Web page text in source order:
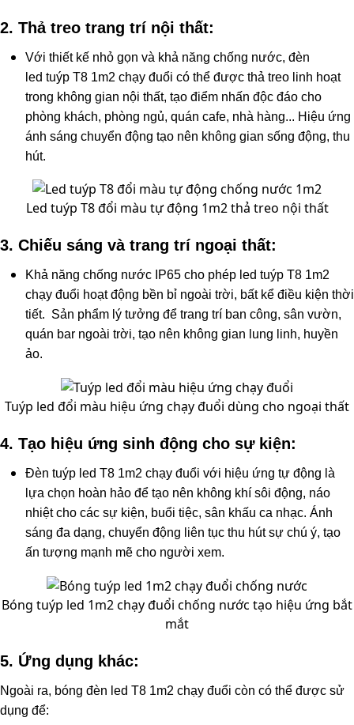
2. Thả treo trang trí nội thất:
Với thiết kế nhỏ gọn và khả năng chống nước, đèn
led tuýp T8 1m2 chạy đuổi có thể được thả treo linh hoạt
trong không gian nội thất, tạo điểm nhấn độc đáo cho
phòng khách, phòng ngủ, quán cafe, nhà hàng... Hiệu ứng
ánh sáng chuyển động tạo nên không gian sống động, thu
hút.
Led tuýp T8 đổi màu tự động 1m2 thả treo nội thất
3. Chiếu sáng và trang trí ngoại thất:
Khả năng chống nước IP65 cho phép led tuýp T8 1m2
chạy đuổi hoạt động bền bỉ ngoài trời, bất kể điều kiện thời
tiết. Sản phẩm lý tưởng để trang trí ban công, sân vườn,
quán bar ngoài trời, tạo nên không gian lung linh, huyền
ảo.
Tuýp led đổi màu hiệu ứng chạy đuổi dùng cho ngoại thất
4. Tạo hiệu ứng sinh động cho sự kiện:
Đèn tuýp led T8 1m2 chạy đuổi với hiệu ứng tự động là
lựa chọn hoàn hảo để tạo nên không khí sôi động, náo
nhiệt cho các sự kiện, buổi tiệc, sân khấu ca nhạc. Ánh
sáng đa dạng, chuyển động liên tục thu hút sự chú ý, tạo
ấn tượng mạnh mẽ cho người xem.
Bóng tuýp led 1m2 chạy đuổi chống nước tạo hiệu ứng bắt
mắt
5. Ứng dụng khác:
Ngoài ra, bóng đèn led T8 1m2 chạy đuổi còn có thể được sử
dụng để: